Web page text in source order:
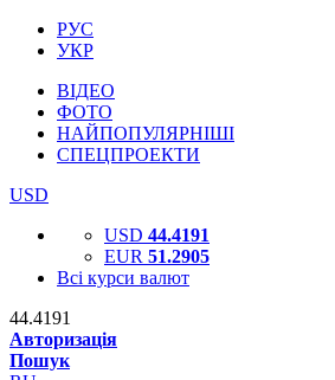
РУС
УКР
ВІДЕО
ФОТО
НАЙПОПУЛЯРНІШІ
СПЕЦПРОЕКТИ
USD
USD 44.4191
EUR 51.2905
Всі курси валют
44.4191
Авторизація
Пошук